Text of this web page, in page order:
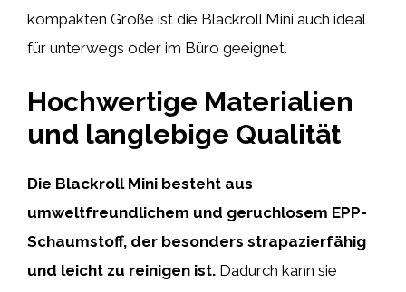
kompakten Größe ist die Blackroll Mini auch ideal
für unterwegs oder im Büro geeignet.
Hochwertige Materialien
und langlebige Qualität
Die Blackroll Mini besteht aus
umweltfreundlichem und geruchlosem EPP-
Schaumstoff, der besonders strapazierfähig
und leicht zu reinigen ist. Dadurch kann sie